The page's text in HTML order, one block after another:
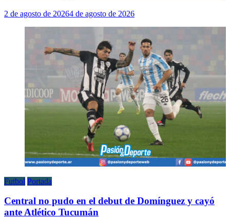
2 de agosto de 20264 de agosto de 2026
Futbol Portada
Central no pudo en el debut de Domínguez y cayó
ante Atlético Tucumán